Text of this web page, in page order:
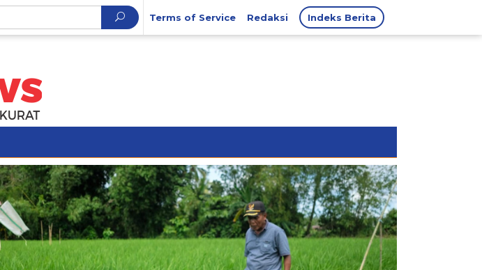
Terms of Service Redaksi Indeks Berita